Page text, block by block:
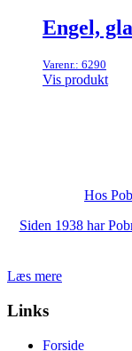
Engel,
Varenr.: 6290
Vis produkt
Hos
Siden 1938 har
Læs mere
Links
Forside